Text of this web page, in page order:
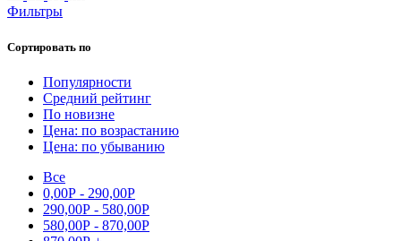
Фильтры
Сортировать по
Популярности
Средний рейтинг
По новизне
Цена: по возрастанию
Цена: по убыванию
Все
0,00Р - 290,00Р
290,00Р - 580,00Р
580,00Р - 870,00Р